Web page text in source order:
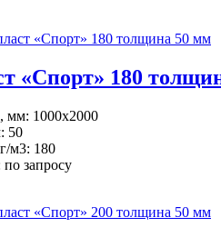
«Спорт» 180
мм: 1000x2000
50
м3: 180
запросу